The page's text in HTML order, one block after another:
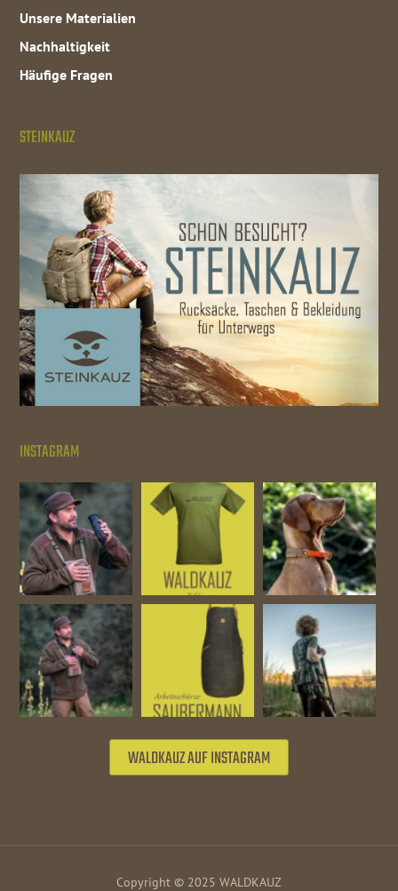
Unsere Materialien
Nachhaltigkeit
Häufige Fragen
STEINKAUZ
INSTAGRAM
WALDKAUZ AUF INSTAGRAM
Copyright © 2025 WALDKAUZ